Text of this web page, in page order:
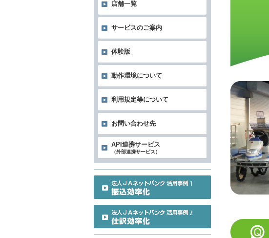
店舗一覧
サービスのご案内
体験版
動作環境について
利用規定等について
お問い合わせ先
API連携サービス
（外部連携サービス）